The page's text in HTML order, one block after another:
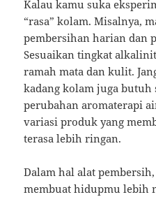
Kalau kamu suka
“rasa” kolam. Misalnya,
pembersihan harian dan
Sesuaikan tingkat
ramah mata dan kulit.
kadang kolam juga
perubahan aromaterapi
variasi produk yang
terasa lebih ringan.
Dalam hal alat
membuat hidupmu lebih